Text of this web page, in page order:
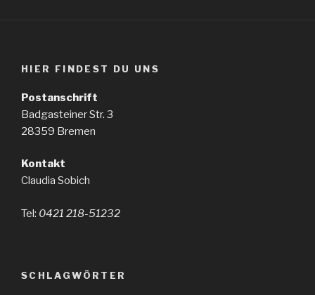
HIER FINDEST DU UNS
Postanschrift
Badgasteiner Str. 3
28359 Bremen
Kontakt
Claudia Sobich
Tel: 0421 218-51232
SCHLAGWÖRTER